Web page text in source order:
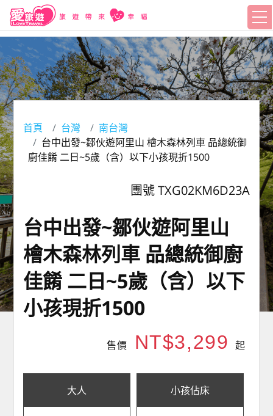
首頁 台灣
南台灣
台中出發~鄒伙遊阿里山 檜木森林列車 品總統御
廚佳餚 二日~5歲（含）以下小孩現折1500
團號 TXG02KM6D23A
台中出發~鄒伙遊阿里山
檜木森林列車 品總統御廚
佳餚 二日~5歲（含）以下
小孩現折1500
售價 NT$3,299 起
大人 小孩佔床